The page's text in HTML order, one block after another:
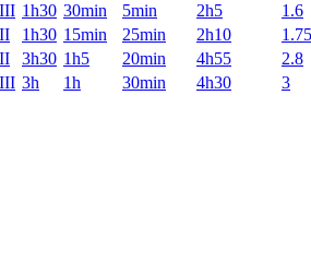
1h30 30min 5min 2h5
1.6
1h30 15min 25min 2h10
1.75
3h30 1h5 20min 4h55
2.8
3h 1h 30min 4h30
3